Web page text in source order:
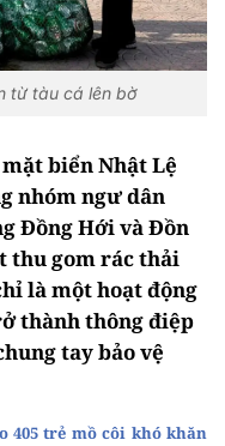
từ tàu cá lên bờ
biển Nhật Lệ
nhóm ngư dân
Đồng Hới và Đồn
thu gom rác thải
là một hoạt động
thành thông điệp
tay bảo vệ
trẻ mồ côi khó khăn